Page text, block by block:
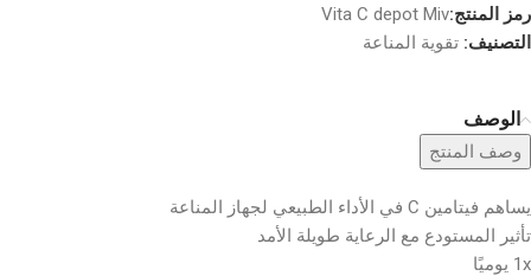
رمز المنتج:Vita C depot Miv
التصنيف: تقوية المناعة
الوصف
وصف المنتج
يساهم فيتامين C في الأداء الطبيعي لجهاز المناعة
تأثير المستودع مع الرعاية طويلة الأمد
1x يوميًا